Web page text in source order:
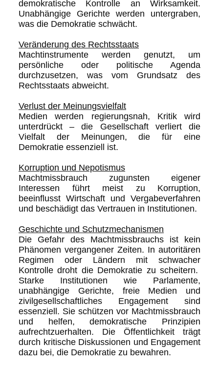
demokratische Kontrolle an Wirksamkeit.
Unabhängige Gerichte werden untergraben,
was die Demokratie schwächt.
Veränderung des Rechtsstaats
Machtinstrumente werden genutzt, um
persönliche oder politische Agenda
durchzusetzen, was vom Grundsatz des
Rechtsstaats abweicht.
Verlust der Meinungsvielfalt
Medien werden regierungsnah, Kritik wird
unterdrückt – die Gesellschaft verliert die
Vielfalt der Meinungen, die für eine
Demokratie essenziell ist.
Korruption und Nepotismus
Machtmissbrauch zugunsten eigener
Interessen führt meist zu Korruption,
beeinflusst Wirtschaft und Vergabeverfahren
und beschädigt das Vertrauen in Institutionen.
Geschichte und Schutzmechanismen
Die Gefahr des Machtmissbrauchs ist kein
Phänomen vergangener Zeiten. In autoritären
Regimen oder Ländern mit schwacher
Kontrolle droht die Demokratie zu scheitern.
Starke Institutionen wie Parlamente,
unabhängige Gerichte, freie Medien und
zivilgesellschaftliches Engagement sind
essenziell. Sie schützen vor Machtmissbrauch
und helfen, demokratische Prinzipien
aufrechtzuerhalten. Die Öffentlichkeit trägt
durch kritische Diskussionen und Engagement
dazu bei, die Demokratie zu bewahren.